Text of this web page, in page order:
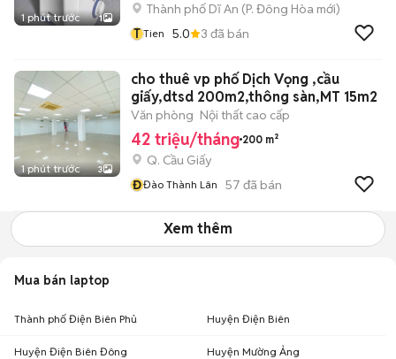
1 phút trước 1
Thành phố Dĩ An (P. Đông Hòa mới)
T Tien 5.0 3 đã bán
1 phút trước 3
cho thuê vp phố Dịch Vọng ,cầu
giấy,dtsd 200m2,thông sàn,MT 15m2
Văn phòng Nội thất cao cấp
42 triệu/tháng 200 m²
Q. Cầu Giấy
ĐĐào Thành Lân 57 đã bán
Xem thêm
Mua bán laptop
Thành phố Điện Biên Phủ Huyện Điện Biên
Huyện Điện Biên Đông Huyện Mường Ảng